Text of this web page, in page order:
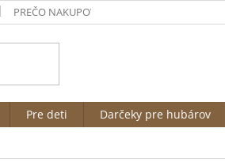
PREČO NAKUPOVAŤ NA HUBARSTVO.SK
Pre deti Darčeky pre hubárov